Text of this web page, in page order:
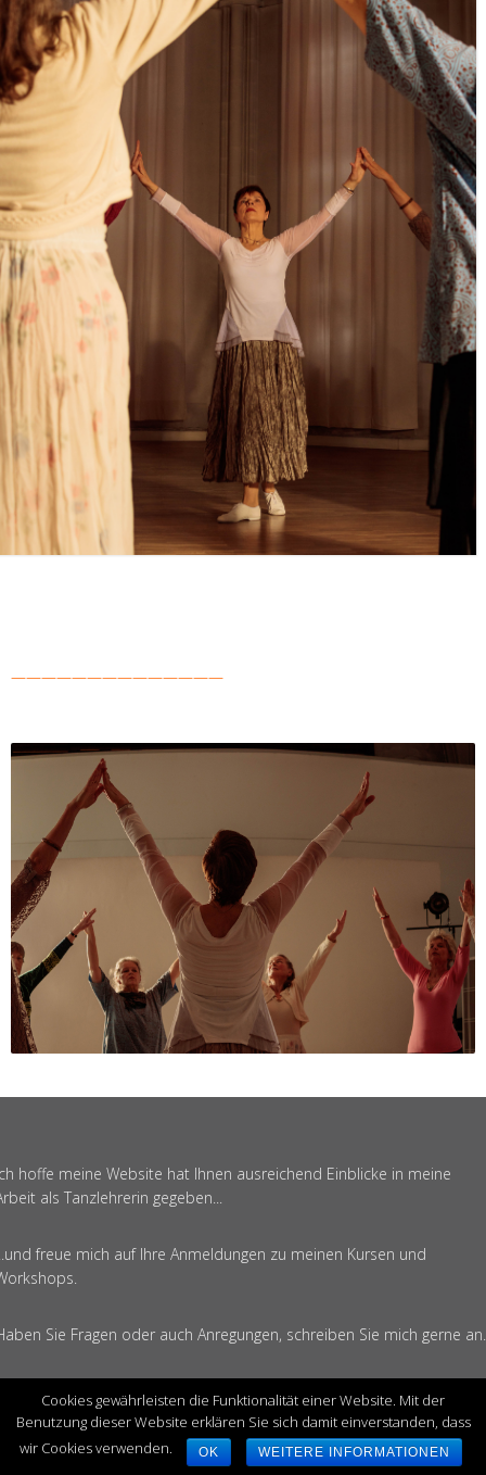
——————————————
hoffe meine Website hat Ihnen ausreichend Einblicke in meine
als Tanzlehrerin gegeben...
freue mich auf Ihre Anmeldungen zu meinen Kursen und
Sie Fragen oder auch Anregungen, schreiben Sie mich gerne an.
© DORIS PATZ, 2025
Cookies gewährleisten die Funktionalität einer Website. Mit der
Benutzung dieser Website erklären Sie sich damit einverstanden, dass
wir Cookies verwenden.
OK WEITERE INFORMATIONEN